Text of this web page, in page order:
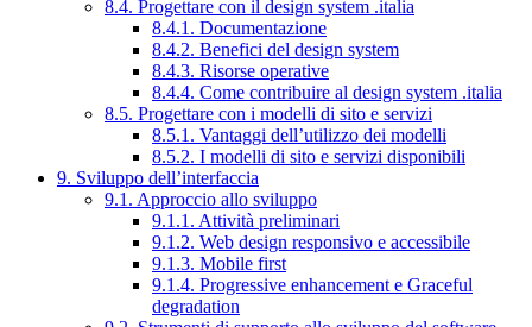
8.4. Progettare con il design system .italia
8.4.1. Documentazione
8.4.2. Benefici del design system
8.4.3. Risorse operative
8.4.4. Come contribuire al design system .italia
8.5. Progettare con i modelli di sito e servizi
8.5.1. Vantaggi dell’utilizzo dei modelli
8.5.2. I modelli di sito e servizi disponibili
9. Sviluppo dell’interfaccia
9.1. Approccio allo sviluppo
9.1.1. Attività preliminari
9.1.2. Web design responsivo e accessibile
9.1.3. Mobile first
9.1.4. Progressive enhancement e Graceful
degradation